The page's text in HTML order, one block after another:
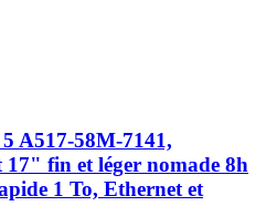
A517-58M-7141,
fin et léger nomade 8h
1 To, Ethernet et